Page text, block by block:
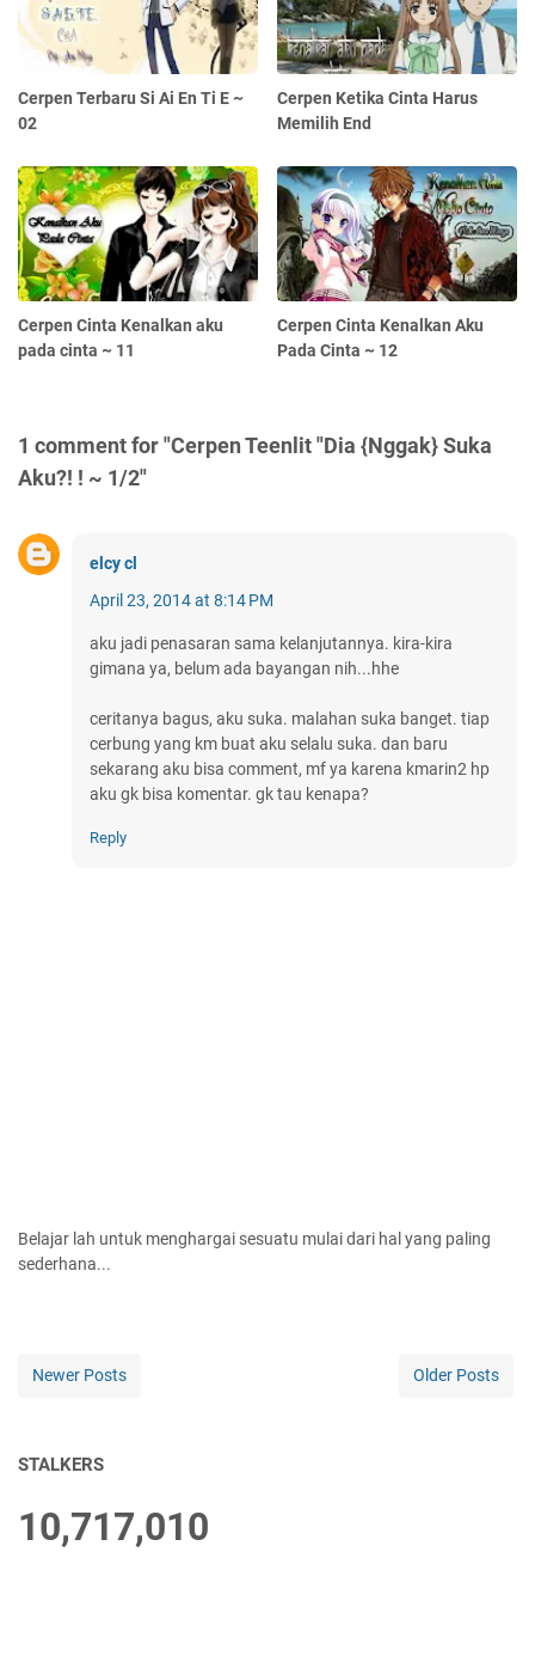
Cerpen Terbaru Si Ai En Ti E ~
02
Cerpen Ketika Cinta Harus
Memilih End
Cerpen Cinta Kenalkan aku
pada cinta ~ 11
Cerpen Cinta Kenalkan Aku
Pada Cinta ~ 12
1 comment for "Cerpen Teenlit "Dia {Nggak} Suka
Aku?! ! ~ 1/2"
elcy cl
April 23, 2014 at 8:14 PM
aku jadi penasaran sama kelanjutannya. kira-kira
gimana ya, belum ada bayangan nih...hhe
ceritanya bagus, aku suka. malahan suka banget. tiap
cerbung yang km buat aku selalu suka. dan baru
sekarang aku bisa comment, mf ya karena kmarin2 hp
aku gk bisa komentar. gk tau kenapa?
Reply
Belajar lah untuk menghargai sesuatu mulai dari hal yang paling
sederhana...
Newer Posts Older Posts
STALKERS
10,717,010